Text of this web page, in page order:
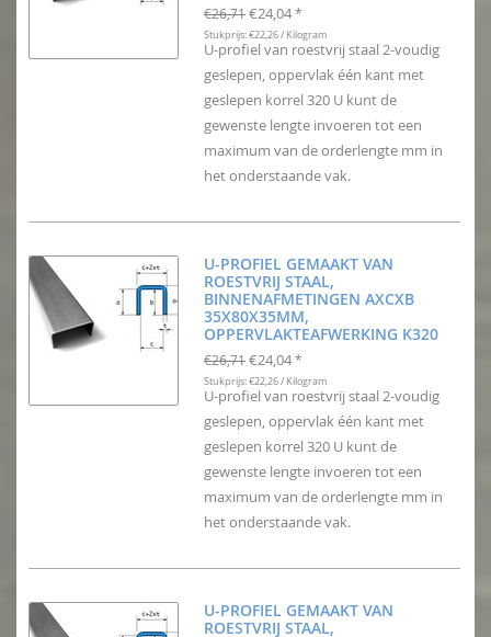
€26,71 €24,04 *
Stukprijs: €22,26 / Kilogram
U-profiel van roestvrij staal 2-voudig
geslepen, oppervlak één kant met
geslepen korrel 320 U kunt de
gewenste lengte invoeren tot een
maximum van de orderlengte mm in
het onderstaande vak.
U-PROFIEL GEMAAKT VAN
ROESTVRIJ STAAL,
BINNENAFMETINGEN AXCXB
35X80X35MM,
OPPERVLAKTEAFWERKING K320
€26,71 €24,04 *
Stukprijs: €22,26 / Kilogram
U-profiel van roestvrij staal 2-voudig
geslepen, oppervlak één kant met
geslepen korrel 320 U kunt de
gewenste lengte invoeren tot een
maximum van de orderlengte mm in
het onderstaande vak.
U-PROFIEL GEMAAKT VAN
ROESTVRIJ STAAL,